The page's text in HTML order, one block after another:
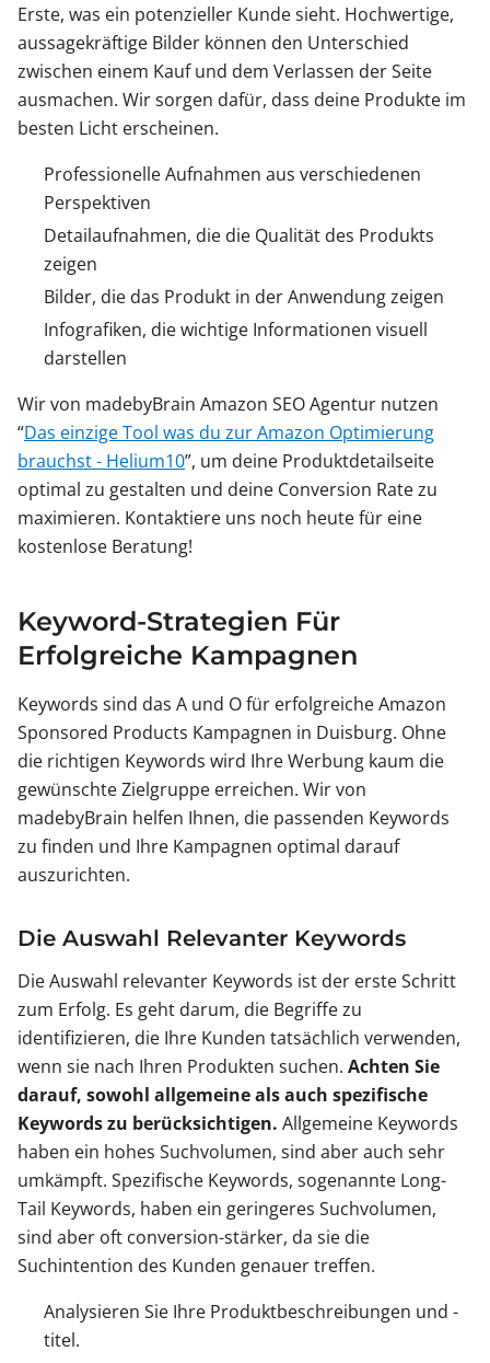
Erste, was ein potenzieller Kunde sieht. Hochwertige,
aussagekräftige Bilder können den Unterschied
zwischen einem Kauf und dem Verlassen der Seite
ausmachen. Wir sorgen dafür, dass deine Produkte im
besten Licht erscheinen.
Professionelle Aufnahmen aus verschiedenen
Perspektiven
Detailaufnahmen, die die Qualität des Produkts
zeigen
Bilder, die das Produkt in der Anwendung zeigen
Infografiken, die wichtige Informationen visuell
darstellen
Wir von madebyBrain Amazon SEO Agentur nutzen
“Das einzige Tool was du zur Amazon Optimierung
brauchst - Helium10”, um deine Produktdetailseite
optimal zu gestalten und deine Conversion Rate zu
maximieren. Kontaktiere uns noch heute für eine
kostenlose Beratung!
Keyword-Strategien Für
Erfolgreiche Kampagnen
Keywords sind das A und O für erfolgreiche Amazon
Sponsored Products Kampagnen in Duisburg. Ohne
die richtigen Keywords wird Ihre Werbung kaum die
gewünschte Zielgruppe erreichen. Wir von
madebyBrain helfen Ihnen, die passenden Keywords
zu finden und Ihre Kampagnen optimal darauf
auszurichten.
Die Auswahl Relevanter Keywords
Die Auswahl relevanter Keywords ist der erste Schritt
zum Erfolg. Es geht darum, die Begriffe zu
identifizieren, die Ihre Kunden tatsächlich verwenden,
wenn sie nach Ihren Produkten suchen. Achten Sie
darauf, sowohl allgemeine als auch spezifische
Keywords zu berücksichtigen. Allgemeine Keywords
haben ein hohes Suchvolumen, sind aber auch sehr
umkämpft. Spezifische Keywords, sogenannte Long-
Tail Keywords, haben ein geringeres Suchvolumen,
sind aber oft conversion-stärker, da sie die
Suchintention des Kunden genauer treffen.
Analysieren Sie Ihre Produktbeschreibungen und -
titel.